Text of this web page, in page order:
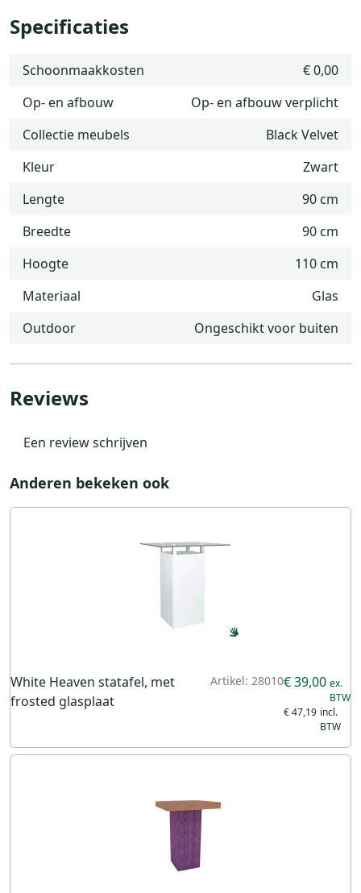
Specificaties
Schoonmaakkosten
€ 0,00
Op- en afbouw
Op- en afbouw verplicht
Collectie meubels
Black Velvet
Kleur
Zwart
Lengte
90 cm
Breedte
90 cm
Hoogte
110 cm
Materiaal
Glas
Outdoor
Ongeschikt voor buiten
Reviews
Een review schrijven
Anderen bekeken ook
White Heaven statafel, met
frosted glasplaat
Artikel: 28010
€ 47,19
€ 39,00